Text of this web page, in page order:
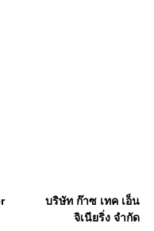
บริษัท ก๊าซ เทค เอ็น
จิเนียริ่ง จำกัด